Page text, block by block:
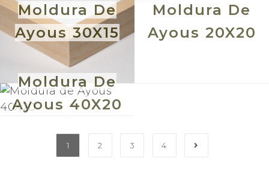
Moldura De
Ayous 30X15
Moldura De
Ayous 20X20
Moldura De
Ayous 40X20
1 2 3 4